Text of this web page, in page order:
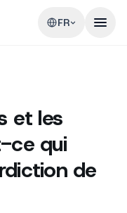
FR
et les
ce qui
de